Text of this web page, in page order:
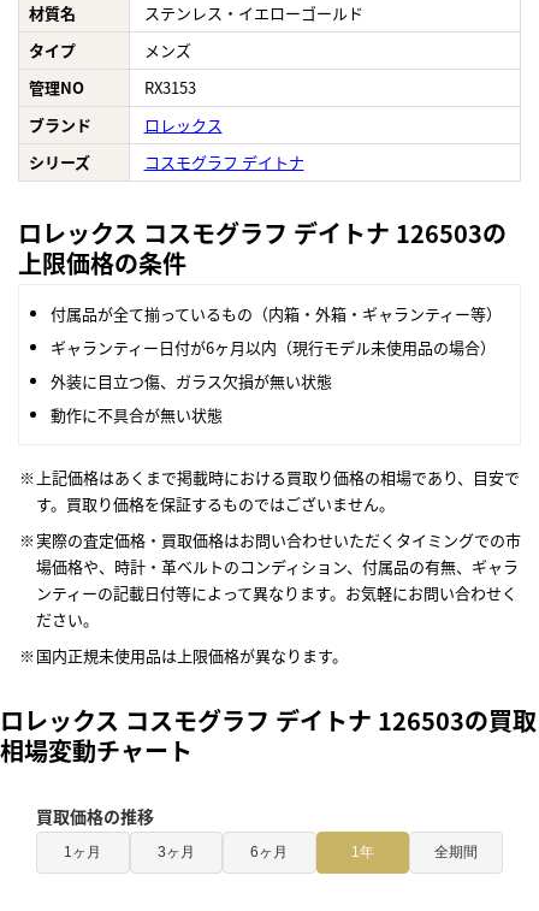
材質名
ステンレス・イエローゴールド
タイプ
メンズ
管理NO
RX3153
ブランド
ロレックス
シリーズ
コスモグラフ デイトナ
ロレックス コスモグラフ デイトナ 126503の
上限価格の条件
付属品が全て揃っているもの（内箱・外箱・ギャランティー等）
ギャランティー日付が6ヶ月以内（現行モデル未使用品の場合）
外装に目立つ傷、ガラス欠損が無い状態
動作に不具合が無い状態
上記価格はあくまで掲載時における買取り価格の相場であり、目安で
す。買取り価格を保証するものではございません。
実際の査定価格・買取価格はお問い合わせいただくタイミングでの市
場価格や、時計・革ベルトのコンディション、付属品の有無、ギャラ
ンティーの記載日付等によって異なります。お気軽にお問い合わせく
ださい。
国内正規未使用品は上限価格が異なります。
ロレックス コスモグラフ デイトナ 126503の買取
相場変動チャート
買取価格の推移
1ヶ月 3ヶ月 6ヶ月 1年 全期間